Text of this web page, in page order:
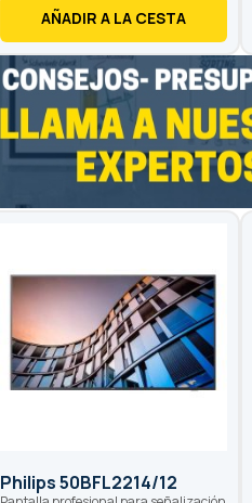
AÑADIR A LA CESTA
Philips 50BFL2214/12